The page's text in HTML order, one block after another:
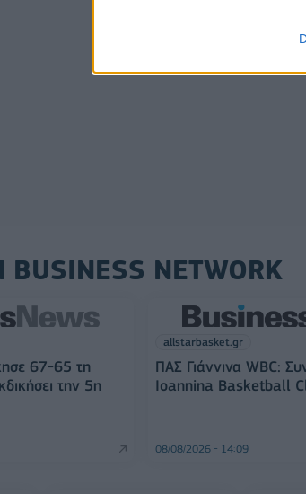
BUSINESS NETWORK
67-65 τη
την 5η
allstarbasket.gr
ΠΑΣ Γιάννινα WBC:
Ioannina Basketball
08/08/2026 - 14:09